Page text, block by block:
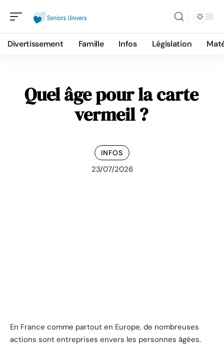
Divertissement Famille Infos Législation
Quel âge pour la carte
vermeil ?
INFOS
23/07/2026
En France comme partout en Europe, de nombreuses
actions sont entreprises envers les personnes âgées.